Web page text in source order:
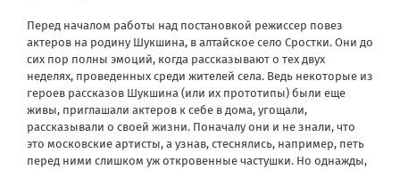
Перед началом работы над постановкой режиссер повез
актеров на родину Шукшина, в алтайское село Сростки. Они до
сих пор полны эмоций, когда рассказывают о тех двух
неделях, проведенных среди жителей села. Ведь некоторые из
героев рассказов Шукшина (или их прототипы) были еще
живы, приглашали актеров к себе в дома, угощали,
рассказывали о своей жизни. Поначалу они и не знали, что
это московские артисты, а узнав, стеснялись, например, петь
перед ними слишком уж откровенные частушки. Но однажды,